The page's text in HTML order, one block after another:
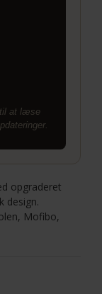
til at læse
opgraderet
design.
Mofibo,